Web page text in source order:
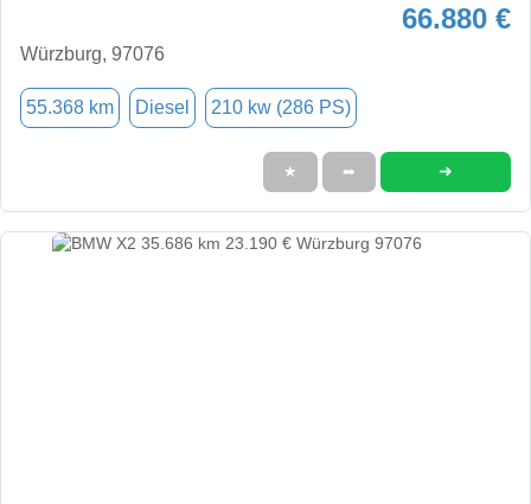
66.880 €
Würzburg, 97076
55.368 km Diesel 210 kw (286 PS)
★ ➦ ➜